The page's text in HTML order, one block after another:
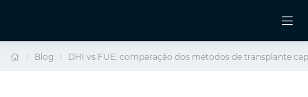
Blog DHI vs FUE: comparação dos métodos de transplante